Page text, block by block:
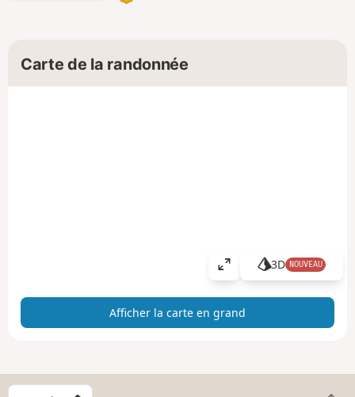
Carte de la randonnée
A
c
r
3D NOUVEAU
Afficher la carte en grand
C